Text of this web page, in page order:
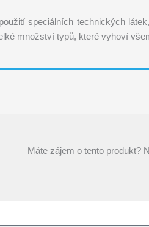
speciálních technických
množství typů, které vyhoví
Máte zájem o tento produkt?